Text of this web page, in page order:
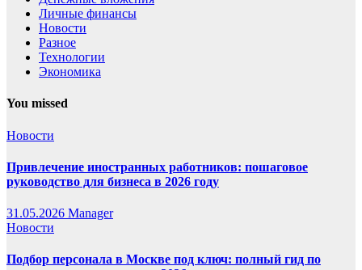
Личные финансы
Новости
Разное
Технологии
Экономика
You missed
Новости
Привлечение иностранных работников: пошаговое
руководство для бизнеса в 2026 году
31.05.2026 Manager
Новости
Подбор персонала в Москве под ключ: полный гид по